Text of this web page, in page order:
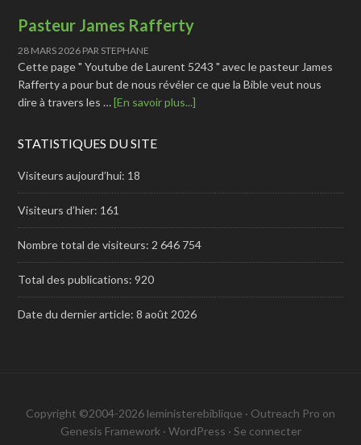
Pasteur James Rafferty
28 MARS 2026 PAR STEPHANE
Cette page " Youtube de Laurent 5243 " avec le pasteur James
Rafferty a pour but de nous révéler ce que la Bible veut nous
dire à travers les …[En savoir plus...]
STATISTIQUES DU SITE
Visiteurs aujourd’hui: 18
Visiteurs d’hier: 161
Nombre total de visiteurs: 2 646 754
Total des publications:920
Date du dernier article:8 août 2026
Copyright ©2004-2026 leministerebiblique · Outreach Pro on
Genesis Framework · WordPress · Se connecter